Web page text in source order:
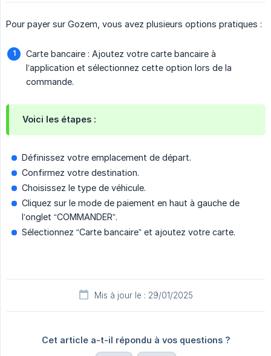
Pour payer sur Gozem, vous avez plusieurs options pratiques :
Carte bancaire : Ajoutez votre carte bancaire à
l’application et sélectionnez cette option lors de la
commande.
Voici les étapes :
Définissez votre emplacement de départ.
Confirmez votre destination.
Choisissez le type de véhicule.
Cliquez sur le mode de paiement en haut à gauche de
l’onglet “COMMANDER”.
Sélectionnez “Carte bancaire” et ajoutez votre carte.
Mis à jour le : 29/01/2025
Cet article a-t-il répondu à vos questions ?